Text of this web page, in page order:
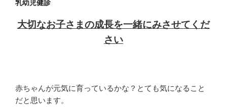
乳幼児健診
大切なお子さまの成長を一緒にみさせてくだ
さい
赤ちゃんが元気に育っているかな？とても気になること
だと思います。